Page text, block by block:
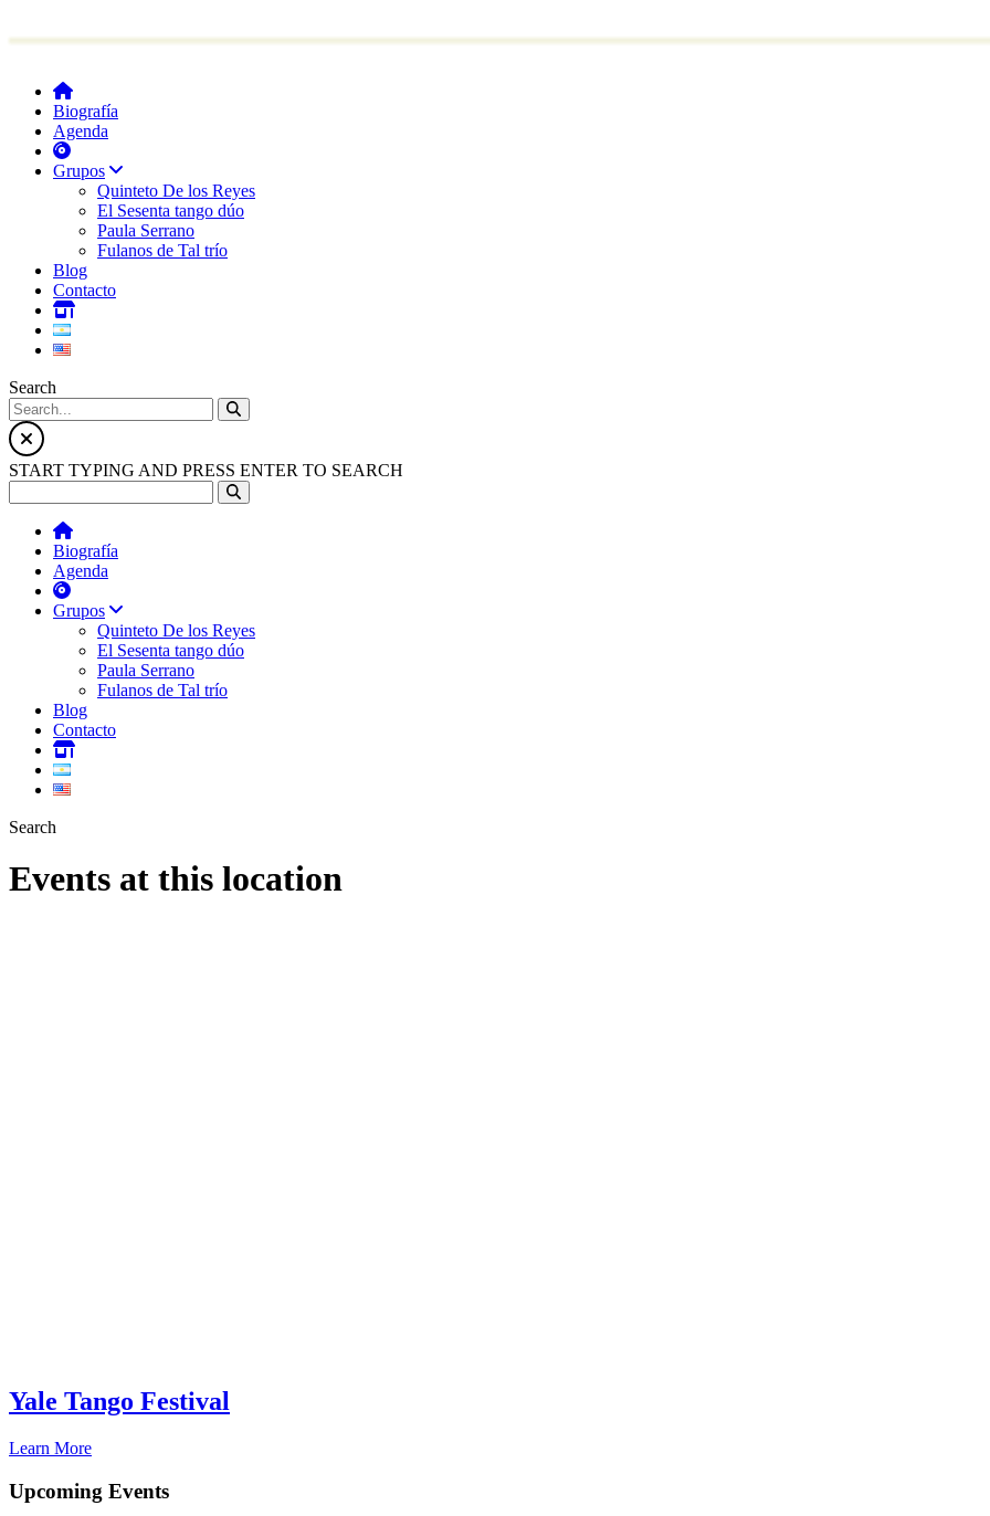
Biografía
Agenda
Grupos
Quinteto De los Reyes
El Sesenta tango dúo
Paula Serrano
Fulanos de Tal trío
Blog
Contacto
Search
START TYPING AND PRESS ENTER TO SEARCH
Biografía
Agenda
Grupos
Quinteto De los Reyes
El Sesenta tango dúo
Paula Serrano
Fulanos de Tal trío
Blog
Contacto
Search
Events at this location
Yale Tango Festival
Learn More
Upcoming Events